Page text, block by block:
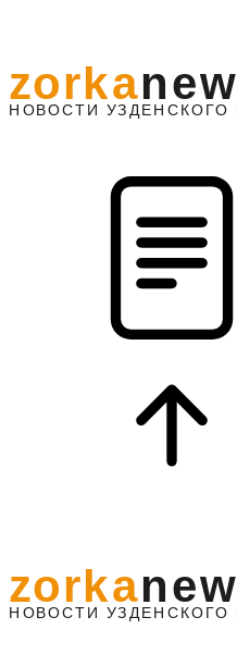
НО ВОСТИ УЗДЕНС КО ГО
zorkanew